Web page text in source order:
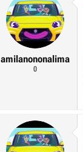
amilanononalima
0